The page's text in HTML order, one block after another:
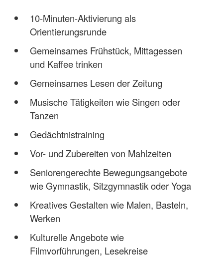
10-Minuten-Aktivierung als
Orientierungsrunde
Gemeinsames Frühstück, Mittagessen
und Kaffee trinken
Gemeinsames Lesen der Zeitung
Musische Tätigkeiten wie Singen oder
Tanzen
Gedächtnistraining
Vor- und Zubereiten von Mahlzeiten
Seniorengerechte Bewegungsangebote
wie Gymnastik, Sitzgymnastik oder Yoga
Kreatives Gestalten wie Malen, Basteln,
Werken
Kulturelle Angebote wie
Filmvorführungen, Lesekreise